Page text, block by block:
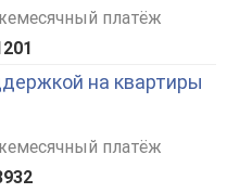
платёж
на квартиры
платёж